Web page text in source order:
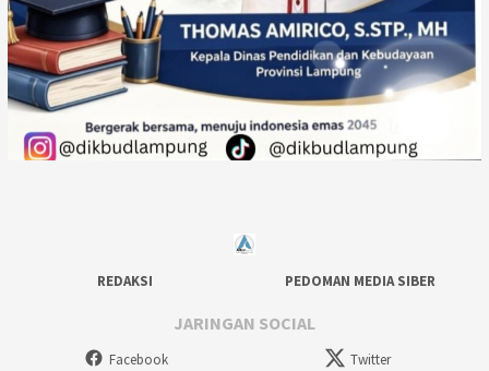
REDAKSI PEDOMAN MEDIA SIBER
JARINGAN SOCIAL
Facebook Twitter